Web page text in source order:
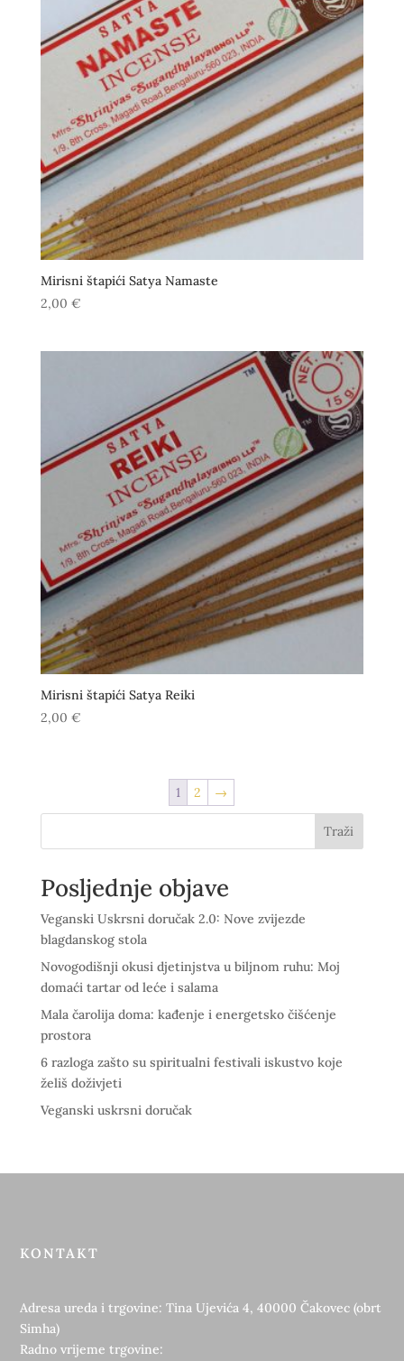
Mirisni štapići Satya Namaste
2,00 €
Mirisni štapići Satya Reiki
2,00 €
1 2 →
Traži
Posljednje objave
Veganski Uskrsni doručak 2.0: Nove zvijezde
blagdanskog stola
Novogodišnji okusi djetinjstva u biljnom ruhu: Moj
domaći tartar od leće i salama
Mala čarolija doma: kađenje i energetsko čišćenje
prostora
6 razloga zašto su spiritualni festivali iskustvo koje
želiš doživjeti
Veganski uskrsni doručak
KONTAKT
Adresa ureda i trgovine: Tina Ujevića 4, 40000 Čakovec (obrt
Simha)
Radno vrijeme trgovine: